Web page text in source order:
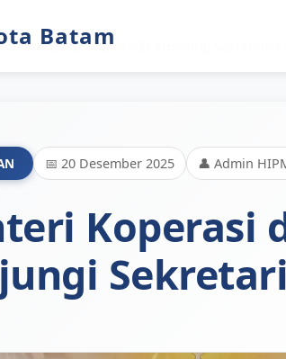
Batam
Koperasi dan UKM Kunjungi Sekretariat
📅 20 Desember 2025 👤 Admin
Koperasi